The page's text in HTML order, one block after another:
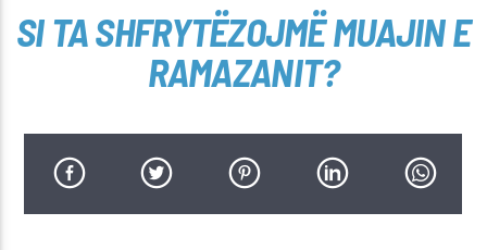
SI TA SHFRYTËZOJMË MUAJIN E
RAMAZANIT?